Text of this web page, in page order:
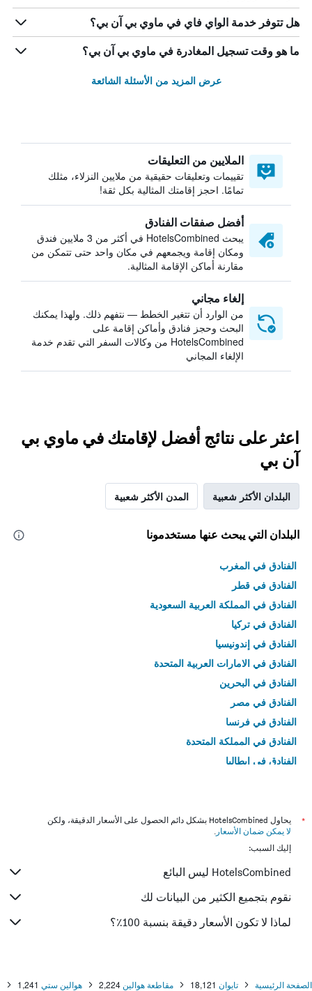
هل تتوفر خدمة الواي فاي في ماوي بي آن بي؟
ما هو وقت تسجيل المغادرة في ماوي بي آن بي؟
عرض المزيد من الأسئلة الشائعة
الملايين من التعليقات
تقييمات وتعليقات حقيقية من ملايين النزلاء، مثلك
تمامًا. احجز إقامتك المثالية بكل ثقة!
أفضل صفقات الفنادق
يبحث HotelsCombined في أكثر من 3 ملايين فندق
ومكان إقامة ويجمعهم في مكان واحد حتى تتمكن من
مقارنة أماكن الإقامة المثالية.
إلغاء مجاني
من الوارد أن تتغير الخطط — نتفهم ذلك. ولهذا يمكنك
البحث وحجز فنادق وأماكن إقامة على
HotelsCombined من وكالات السفر التي تقدم خدمة
الإلغاء المجاني
اعثر على نتائج أفضل لإقامتك في ماوي بي
آن بي
البلدان الأكثر شعبية المدن الأكثر شعبية
البلدان التي يبحث عنها مستخدمونا
الفنادق في المغرب
الفنادق في قطر
الفنادق في المملكة العربية السعودية
الفنادق في تركيا
الفنادق في إندونيسيا
الفنادق في الامارات العربية المتحدة
الفنادق في البحرين
الفنادق في مصر
الفنادق في فرنسا
الفنادق في المملكة المتحدة
الفنادق في إيطاليا
*
يحاول HotelsCombined بشكل دائم الحصول على الأسعار الدقيقة، ولكن
لا يمكن ضمان الأسعار .
إليك السبب:
HotelsCombined ليس البائع
نقوم بتجميع الكثير من البيانات لك
لماذا لا تكون الأسعار دقيقة بنسبة 100٪؟
الصفحة الرئيسية تايوان 18,121 مقاطعة هوالين 2,224 هوالين ستي 1,241